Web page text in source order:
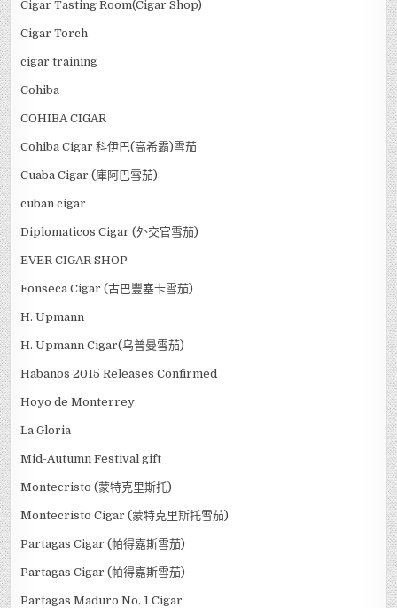
Cigar Tasting Room(Cigar Shop)
Cigar Torch
cigar training
Cohiba
COHIBA CIGAR
Cohiba Cigar 科伊巴(高希霸)雪茄
Cuaba Cigar (庫阿巴雪茄)
cuban cigar
Diplomaticos Cigar (外交官雪茄)
EVER CIGAR SHOP
Fonseca Cigar (古巴豐塞卡雪茄)
H. Upmann
H. Upmann Cigar(乌普曼雪茄)
Habanos 2015 Releases Confirmed
Hoyo de Monterrey
La Gloria
Mid-Autumn Festival gift
Montecristo (蒙特克里斯托)
Montecristo Cigar (蒙特克里斯托雪茄)
Partagas Cigar (帕得嘉斯雪茄)
Partagas Cigar (帕得嘉斯雪茄)
Partagas Maduro No. 1 Cigar